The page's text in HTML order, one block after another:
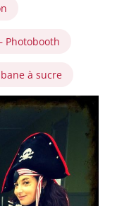
Photobooth
à sucre